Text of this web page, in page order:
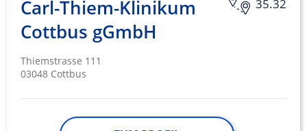
35.32
Carl-Thiem-Klinikum
Cottbus gGmbH
Thiemstrasse 111
03048 Cottbus